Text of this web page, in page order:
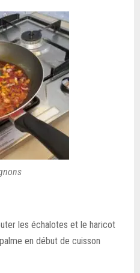
les échalotes et le haricot
en début de cuisson